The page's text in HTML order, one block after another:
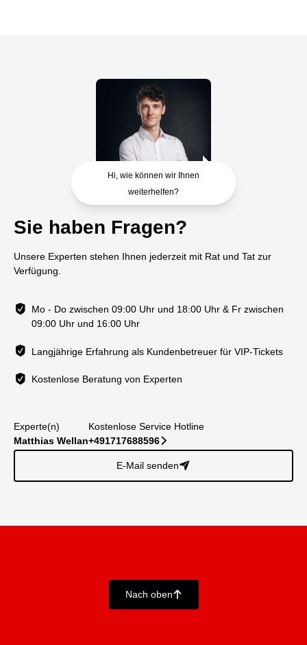
Hi, wie können wir Ihnen
weiterhelfen?
Sie haben Fragen?
Unsere Experten stehen Ihnen jederzeit mit Rat und Tat zur
Verfügung.
Mo - Do zwischen 09:00 Uhr und 18:00 Uhr & Fr zwischen
09:00 Uhr und 16:00 Uhr
Langjährige Erfahrung als Kundenbetreuer für VIP-Tickets
Kostenlose Beratung von Experten
Experte(n)
Matthias Wellan
Kostenlose Service Hotline
+491717688596􀆊
E-Mail senden􀈠
Nach oben􀄨